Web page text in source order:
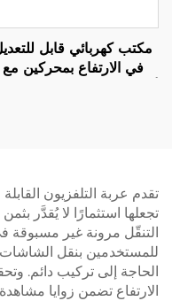
مكتب كهربائي قابل
في الارتفاع بمحركين مع
تقدم عربة التلفزيون
تجعلها استثمارًا لا يُقدَّر
التنقّل مرونة غير
للمستخدمين بنقل
الحاجة إلى تركيب دائم.
الارتفاع تضمن زوايا